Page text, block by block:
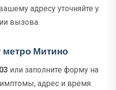
адресу уточняйте у
вызова.
метро Митино
или заполните форму на
адрес и время.